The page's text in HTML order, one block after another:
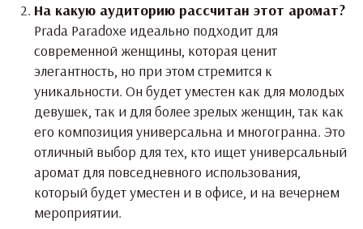
На какую аудиторию рассчитан этот аромат?
Prada Paradoxe идеально подходит для
современной женщины, которая ценит
элегантность, но при этом стремится к
уникальности. Он будет уместен как для молодых
девушек, так и для более зрелых женщин, так как
его композиция универсальна и многогранна. Это
отличный выбор для тех, кто ищет универсальный
аромат для повседневного использования,
который будет уместен и в офисе, и на вечернем
мероприятии.